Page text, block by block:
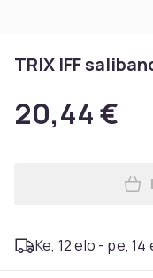
TRIX IFF
20,44 €
Ke, 12 elo - pe, 14